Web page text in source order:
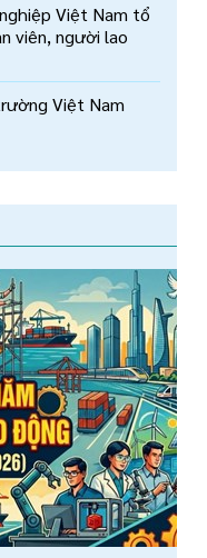
Việt Nam tổ
viên, người lao
Việt Nam